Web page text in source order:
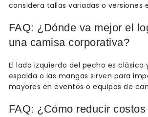
considera tallas variadas o versiones
FAQ: ¿Dónde va mejor el
una camisa corporativa?
El lado izquierdo del pecho es clásico
espalda o las mangas sirven para
mayores en eventos o equipos de
FAQ: ¿Cómo reducir